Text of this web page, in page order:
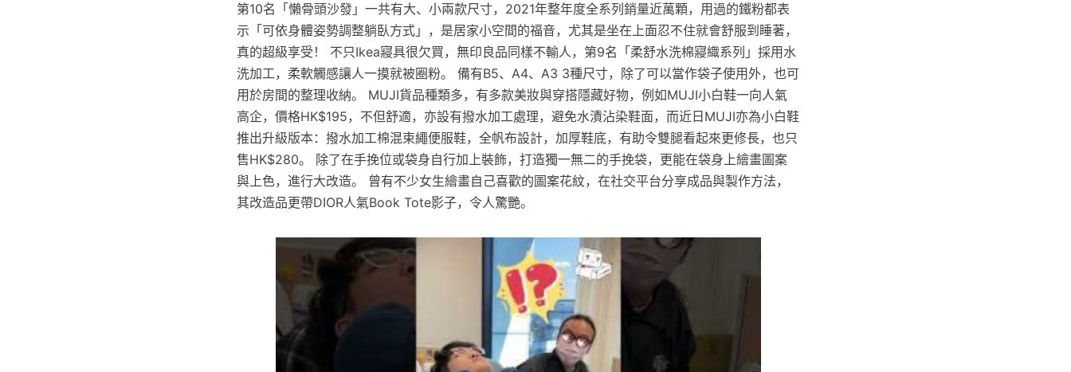
第10名「懶骨頭沙發」一共有大、小兩款尺寸，2021年整年度全系列銷量近萬顆，用過的鐵粉都表
示「可依身體姿勢調整躺臥方式」，是居家小空間的福音，尤其是坐在上面忍不住就會舒服到睡著，
真的超級享受！ 不只Ikea寢具很欠買，無印良品同樣不輸人，第9名「柔舒水洗棉寢織系列」採用水
洗加工，柔軟觸感讓人一摸就被圈粉。 備有B5、A4、A3 3種尺寸，除了可以當作袋子使用外，也可
用於房間的整理收納。 MUJI貨品種類多，有多款美妝與穿搭隱藏好物，例如MUJI小白鞋一向人氣
高企，價格HK$195，不但舒適，亦設有撥水加工處理，避免水漬沾染鞋面，而近日MUJI亦為小白鞋
推出升級版本：撥水加工棉混束繩便服鞋，全帆布設計，加厚鞋底，有助令雙腿看起來更修長，也只
售HK$280。 除了在手挽位或袋身自行加上裝飾，打造獨一無二的手挽袋，更能在袋身上繪畫圖案
與上色，進行大改造。 曾有不少女生繪畫自己喜歡的圖案花紋，在社交平台分享成品與製作方法，
其改造品更帶DIOR人氣Book Tote影子，令人驚艷。